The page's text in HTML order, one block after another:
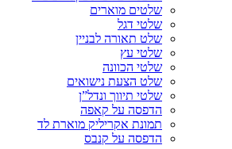
שלטים מוארים
שלטי דגל
שלט תאורה לבניין
שלטי עץ
שלטי הכוונה
שלט הצעת נישואים
שלטי תיווך ונדל”ן
הדפסה על קאפה
תמונת אקריליק מוארת לד
הדפסה על קנבס